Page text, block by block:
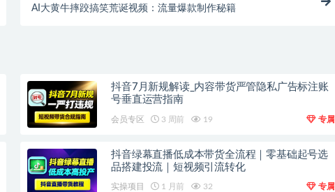
AI大黄牛摔跤搞笑荒诞视频：流量爆款制作秘籍
抖音7月新规解读_内容带货严管隐私广告标注账
号垂直运营指南
会员专区 3 周前 19 专属
抖音绿幕直播低成本带货全流程｜零基础起号选
品搭建投流｜短视频引流转化
实操项目 1 月前 32 专属